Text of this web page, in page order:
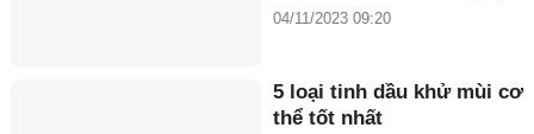
04/11/2023 09:20
5 loại tinh dầu khử mùi cơ
thể tốt nhất